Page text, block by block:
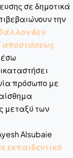
σε δημοτικά
την
δεν
αποστάσεως
πρόσωπο με
μεταξύ των
Alsubaie
εκπαιδευτικό